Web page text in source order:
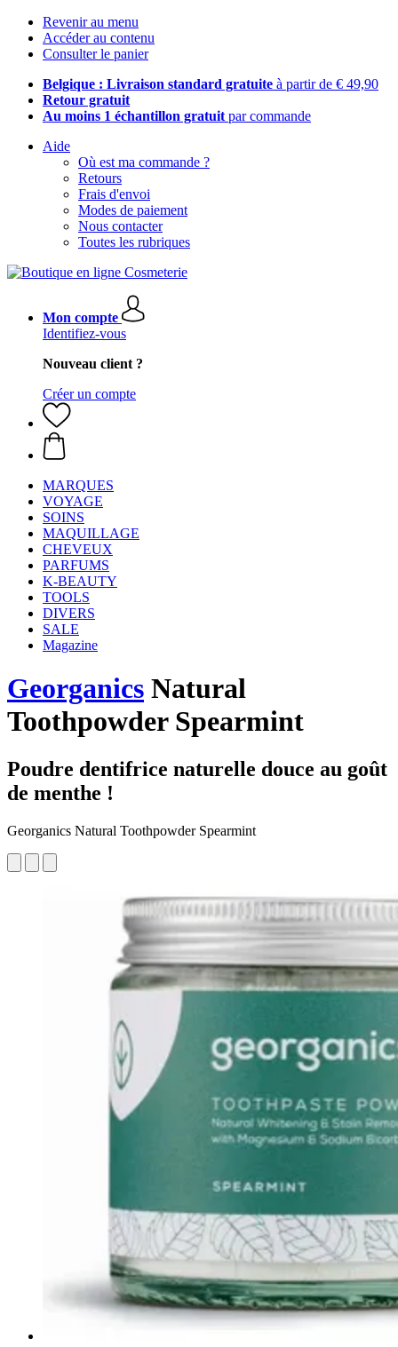
Revenir au menu
Accéder au contenu
Consulter le panier
Belgique : Livraison standard gratuite à partir de € 49,90
Retour gratuit
Au moins 1 échantillon gratuit par commande
Aide
Où est ma commande ?
Retours
Frais d'envoi
Modes de paiement
Nous contacter
Toutes les rubriques
Mon compte
Identifiez-vous
Nouveau client ?
Créer un compte
MARQUES
VOYAGE
SOINS
MAQUILLAGE
CHEVEUX
PARFUMS
K-BEAUTY
TOOLS
DIVERS
SALE
Magazine
Georganics Natural
Toothpowder Spearmint
Poudre dentifrice naturelle douce au goût
de menthe !
Georganics Natural Toothpowder Spearmint